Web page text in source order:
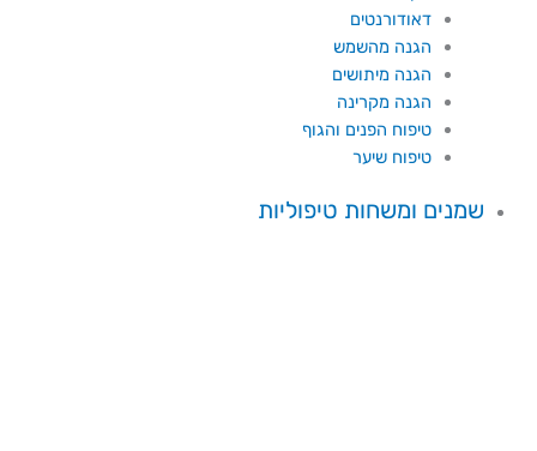
דאודורנטים
הגנה מהשמש
הגנה מיתושים
הגנה מקרינה
טיפוח הפנים והגוף
טיפוח שיער
שמנים ומשחות טיפוליות